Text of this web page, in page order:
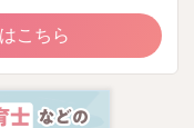
こちら